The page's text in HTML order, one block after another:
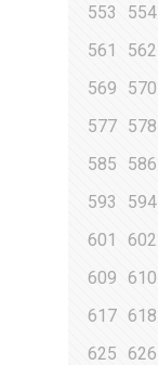
553
554
561
562
569
570
577 578
585
586
593
594
601
602
609
610
617 618
625
626